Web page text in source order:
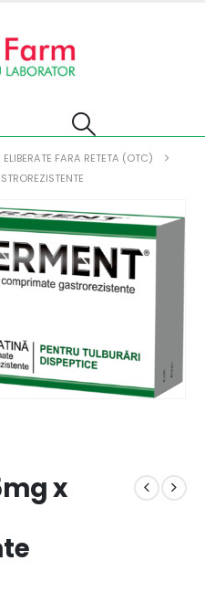
FARA RETETA (OTC)
x